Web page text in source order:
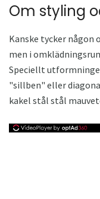
Om styling
Kanske tycker någon
men i
Speciellt
"sillben" eller
kakel stål stål